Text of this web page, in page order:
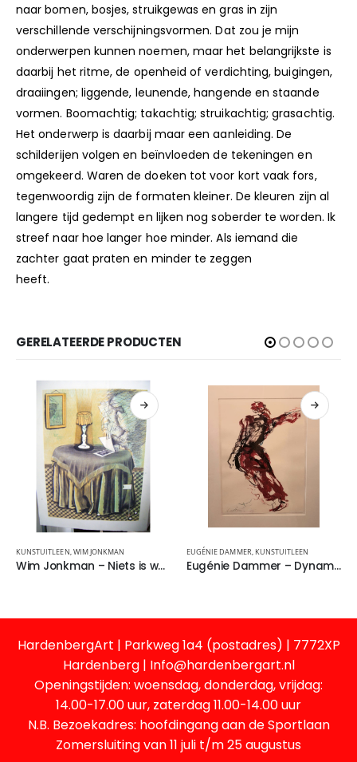
naar bomen, bosjes, struikgewas en gras in zijn
verschillende verschijningsvormen. Dat zou je mijn
onderwerpen kunnen noemen, maar het belangrijkste is
daarbij het ritme, de openheid of verdichting, buigingen,
draaiingen; liggende, leunende, hangende en staande
vormen. Boomachtig; takachtig; struikachtig; grasachtig.
Het onderwerp is daarbij maar een aanleiding. De
schilderijen volgen en beïnvloeden de tekeningen en
omgekeerd. Waren de doeken tot voor kort vaak fors,
tegenwoordig zijn de formaten kleiner. De kleuren zijn al
langere tijd gedempt en lijken nog soberder te worden. Ik
streef naar hoe langer hoe minder. Als iemand die
zachter gaat praten en minder te zeggen
heeft.
GERELATEERDE PRODUCTEN
KUNSTUITLEEN,WIM JONKMAN
Wim Jonkman – Niets is wat het lijkt
EUGÉNIE DAMMER, KUNSTUITLEEN
Eugénie Dammer – Dynamic
HardenbergArt | Parkweg 1a4 (postadres) | 7772XP
Hardenberg | Info@hardenbergart.nl
Openingstijden: woensdag, donderdag, vrijdag:
14.00-17.00 uur, zaterdag 11.00-14.00 uur
N.B. Bezoekadres: hoofdingang aan de Sportlaan
Zomersluiting van 11 juli t/m 25 augustus